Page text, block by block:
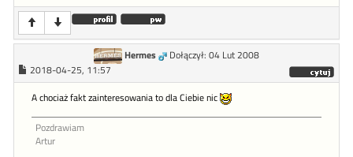
Hermes
Dołączył: 04 Lut 2008
2018-04-25, 11:57
A chociaż fakt zainteresowania to dla Ciebie nic
Pozdrawiam
Artur